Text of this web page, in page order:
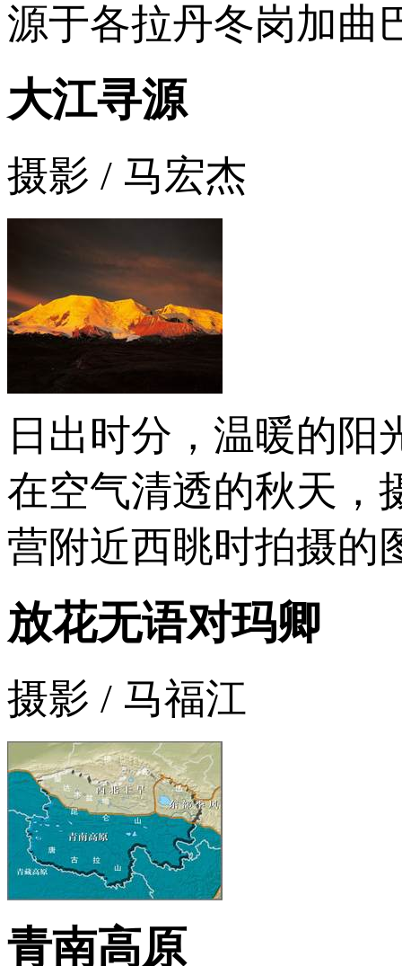
源于各拉丹冬岗加曲
大江寻源
摄影 / 马宏杰
日出时分，温暖的
在空气清透的秋天，
营附近西眺时拍摄的
放花无语对玛卿
摄影 / 马福江
青南高原